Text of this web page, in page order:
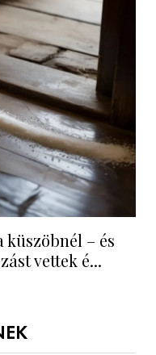
küszöbnél – és
vettek é...